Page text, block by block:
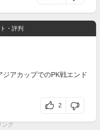
・評判
アカップでのPK戦エンド
2
ンク